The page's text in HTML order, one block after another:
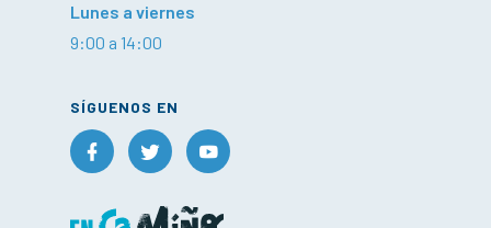
Lunes a viernes
9:00 a 14:00
SÍGUENOS EN